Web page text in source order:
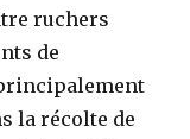
ruchers
de
la récolte de